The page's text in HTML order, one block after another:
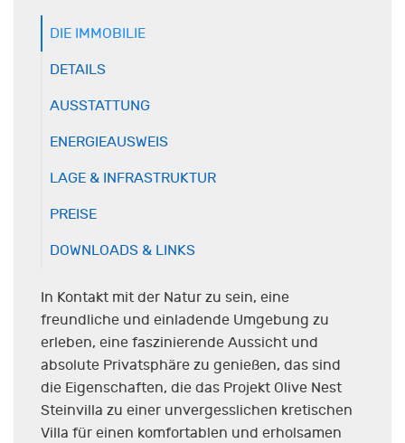
DIE IMMOBILIE
DETAILS
AUSSTATTUNG
ENERGIEAUSWEIS
LAGE & INFRASTRUKTUR
PREISE
DOWNLOADS & LINKS
In Kontakt mit der Natur zu sein, eine
freundliche und einladende Umgebung zu
erleben, eine faszinierende Aussicht und
absolute Privatsphäre zu genießen, das sind
die Eigenschaften, die das Projekt Olive Nest
Steinvilla zu einer unvergesslichen kretischen
Villa für einen komfortablen und erholsamen